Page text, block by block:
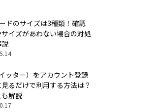
ドのサイズは3種類！確認
イズがあわない場合の対処
ッター）をアカウント登録
るだけで利用する方法は？
解説